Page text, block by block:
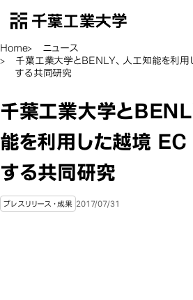
千葉工業大学
Open Menu
Home
ニュース
千葉工業大学とBENLY、人工知能を利
する共同研究
千葉工業大学と
能を利用した越境 EC
する共同研究
プレスリリース・成果 2017/07/31